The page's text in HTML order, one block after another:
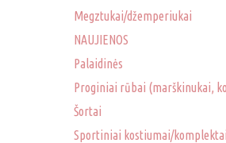
Megztukai/džemperiukai
NAUJIENOS
Palaidinės
Proginiai rūbai (marškinukai,
Šortai
Sportiniai kostiumai/komplektai